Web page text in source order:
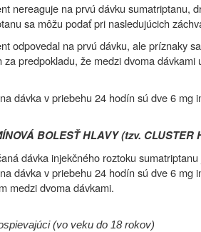
nereaguje na prvú dávku sumatriptanu,
sa môžu podať pri nasledujúcich
odpovedal na prvú dávku, ale príznaky
za predpokladu, že medzi dvoma dávkami
dávka v priebehu 24 hodín sú dve 6 mg
BOLESŤ HLAVY (tzv. CLUSTER
dávka injekčného roztoku
dávka v priebehu 24 hodín sú dve 6 mg
medzi dvoma dávkami.
(vo veku do 18 rokov)